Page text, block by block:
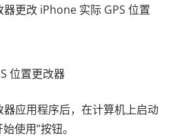
更改 iPhone 实际 GPS 位置
位置更改器
应用程序后，在计算机上启动
使用”按钮。